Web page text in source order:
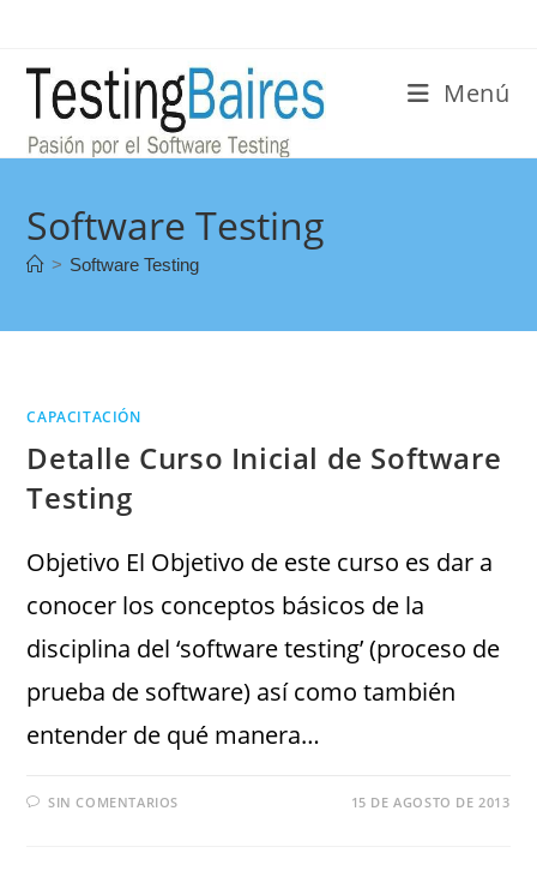
Menú
Software Testing
> Software Testing
CAPACITACIÓN
Detalle Curso Inicial de Software
Testing
Objetivo El Objetivo de este curso es dar a
conocer los conceptos básicos de la
disciplina del ‘software testing’ (proceso de
prueba de software) así como también
entender de qué manera…
SIN COMENTARIOS 15 DE AGOSTO DE 2013